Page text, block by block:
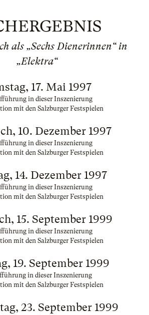
als „Sechs Dienerinnen“ in
„Elektra“
17. Mai 1997
in dieser Inszenierung
mit den Salzburger Festspielen
10. Dezember 1997
in dieser Inszenierung
mit den Salzburger Festspielen
14. Dezember 1997
in dieser Inszenierung
mit den Salzburger Festspielen
15. September 1999
in dieser Inszenierung
mit den Salzburger Festspielen
19. September 1999
in dieser Inszenierung
mit den Salzburger Festspielen
23. September 1999